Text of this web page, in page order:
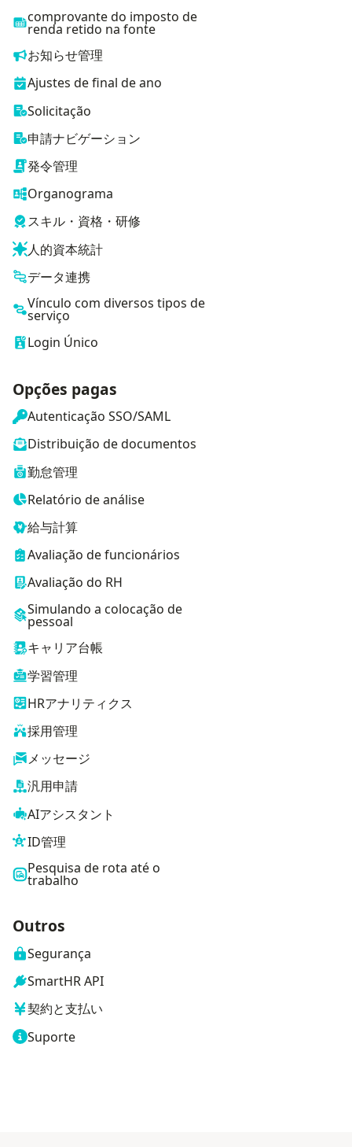
comprovante do imposto de
renda retido na fonte
お知らせ管理
Ajustes de final de ano
Solicitação
申請ナビゲーション
発令管理
Organograma
スキル・資格・研修
人的資本統計
データ連携
Vínculo com diversos tipos de
serviço
Login Único
Opções pagas
Autenticação SSO/SAML
Distribuição de documentos
勤怠管理
Relatório de análise
給与計算
Avaliação de funcionários
Avaliação do RH
Simulando a colocação de
pessoal
キャリア台帳
学習管理
HRアナリティクス
採用管理
メッセージ
汎用申請
AIアシスタント
ID管理
Pesquisa de rota até o
trabalho
Outros
Segurança
SmartHR API
契約と支払い
Suporte